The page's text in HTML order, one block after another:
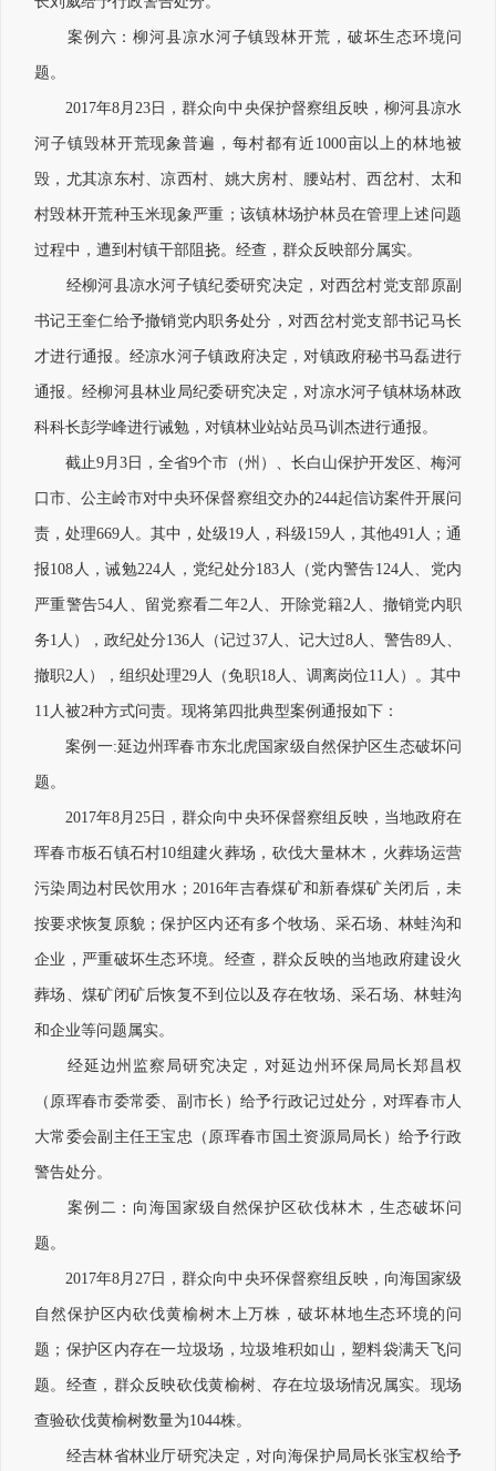
案例六：柳河县凉水河子镇毁林开荒，破坏生态环境问
题。
2017年8月23日，群众向中央保护督察组反映，柳河县凉水
河子镇毁林开荒现象普遍，每村都有近1000亩以上的林地被
毁，尤其凉东村、凉西村、姚大房村、腰站村、西岔村、太和
村毁林开荒种玉米现象严重；该镇林场护林员在管理上述问题
过程中，遭到村镇干部阻挠。经查，群众反映部分属实。
经柳河县凉水河子镇纪委研究决定，对西岔村党支部原副
书记王奎仁给予撤销党内职务处分，对西岔村党支部书记马长
才进行通报。经凉水河子镇政府决定，对镇政府秘书马磊进行
通报。经柳河县林业局纪委研究决定，对凉水河子镇林场林政
科科长彭学峰进行诫勉，对镇林业站站员马训杰进行通报。
截止9月3日，全省9个市（州）、长白山保护开发区、梅河
口市、公主岭市对中央环保督察组交办的244起信访案件开展问
责，处理669人。其中，处级19人，科级159人，其他491人；通
报108人，诫勉224人，党纪处分183人（党内警告124人、党内
严重警告54人、留党察看二年2人、开除党籍2人、撤销党内职
务1人），政纪处分136人（记过37人、记大过8人、警告89人、
撤职2人），组织处理29人（免职18人、调离岗位11人）。其中
11人被2种方式问责。现将第四批典型案例通报如下：
案例一:延边州珲春市东北虎国家级自然保护区生态破坏问
题。
2017年8月25日，群众向中央环保督察组反映，当地政府在
珲春市板石镇石村10组建火葬场，砍伐大量林木，火葬场运营
污染周边村民饮用水；2016年吉春煤矿和新春煤矿关闭后，未
按要求恢复原貌；保护区内还有多个牧场、采石场、林蛙沟和
企业，严重破坏生态环境。经查，群众反映的当地政府建设火
葬场、煤矿闭矿后恢复不到位以及存在牧场、采石场、林蛙沟
和企业等问题属实。
经延边州监察局研究决定，对延边州环保局局长郑昌权
（原珲春市委常委、副市长）给予行政记过处分，对珲春市人
大常委会副主任王宝忠（原珲春市国土资源局局长）给予行政
警告处分。
案例二：向海国家级自然保护区砍伐林木，生态破坏问
题。
2017年8月27日，群众向中央环保督察组反映，向海国家级
自然保护区内砍伐黄榆树木上万株，破坏林地生态环境的问
题；保护区内存在一垃圾场，垃圾堆积如山，塑料袋满天飞问
题。经查，群众反映砍伐黄榆树、存在垃圾场情况属实。现场
查验砍伐黄榆树数量为1044株。
经吉林省林业厅研究决定，对向海保护局局长张宝权给予